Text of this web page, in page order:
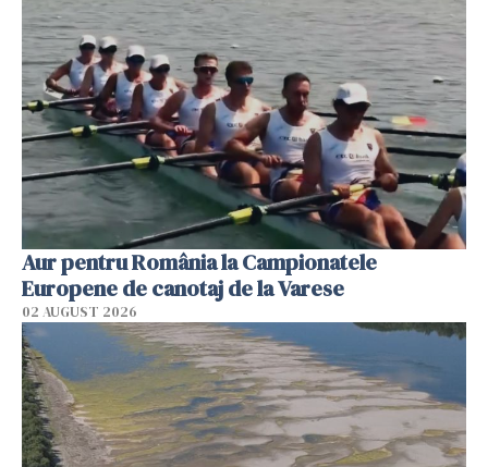
Aur pentru România la Campionatele
Europene de canotaj de la Varese
02 AUGUST 2026